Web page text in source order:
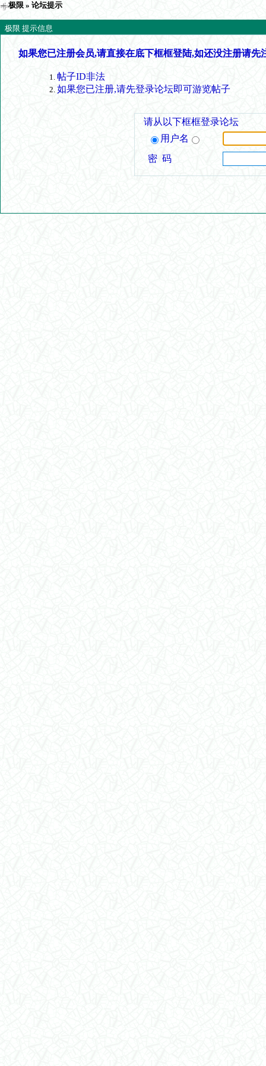
极限 » 论坛提示
极限 提示信息
如果您已注册会员,请直接在底下框框登陆,如还没注册请先
帖子ID非法
如果您已注册,请先登录论坛即可游览帖子
请从以下框框登录论坛
用户名
密 码